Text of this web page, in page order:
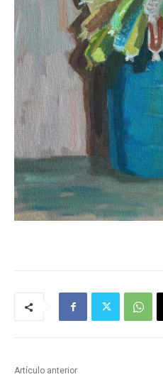
Artículo anterior